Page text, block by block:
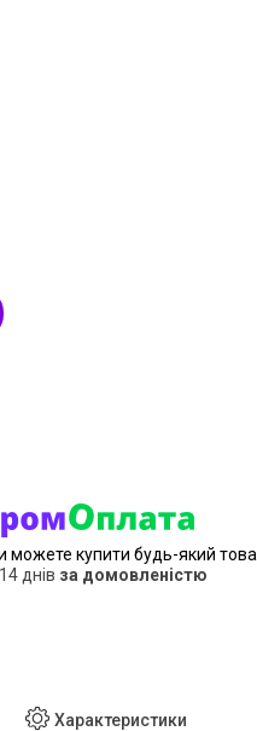
можете купити будь-який
днів за домовленістю
Характеристики